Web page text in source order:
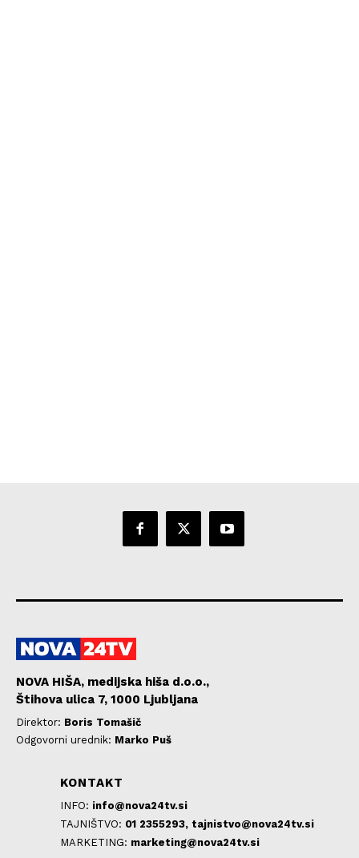
NOVA HIŠA, medijska hiša d.o.o.,
Štihova ulica 7, 1000 Ljubljana
Direktor: Boris Tomašič
Odgovorni urednik: Marko Puš
KONTAKT
INFO: info@nova24tv.si
TAJNIŠTVO: 01 2355293, tajnistvo@nova24tv.si
MARKETING: marketing@nova24tv.si